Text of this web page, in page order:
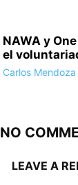
NAWA y
el
Carlos Mendoza
NO
LEAVE A